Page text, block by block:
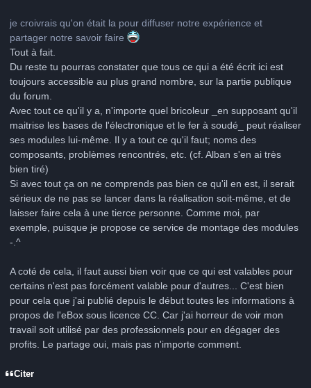
je croivrais qu'on était la pour diffuser notre expérience et
partager notre savoir faire
Tout à fait.
Du reste tu pourras constater que tous ce qui a été écrit ici est
toujours accessible au plus grand nombre, sur la partie publique
du forum.
Avec tout ce qu'il y a, n'importe quel bricoleur _en supposant qu'il
maitrise les bases de l'électronique et le fer à soudé_ peut réaliser
ses modules lui-même. Il y a tout ce qu'il faut; noms des
composants, problèmes rencontrés, etc. (cf. Alban s'en ai très
bien tiré)
Si avec tout ça on ne comprends pas bien ce qu'il en est, il serait
sérieux de ne pas se lancer dans la réalisation soit-même, et de
laisser faire cela à une tierce personne. Comme moi, par
exemple, puisque je propose ce service de montage des modules
-.^
A coté de cela, il faut aussi bien voir que ce qui est valables pour
certains n'est pas forcément valable pour d'autres... C'est bien
pour cela que j'ai publié depuis le début toutes les informations à
propos de l'eBox sous licence CC. Car j'ai horreur de voir mon
travail soit utilisé par des professionnels pour en dégager des
profits. Le partage oui, mais pas n'importe comment.
Citer